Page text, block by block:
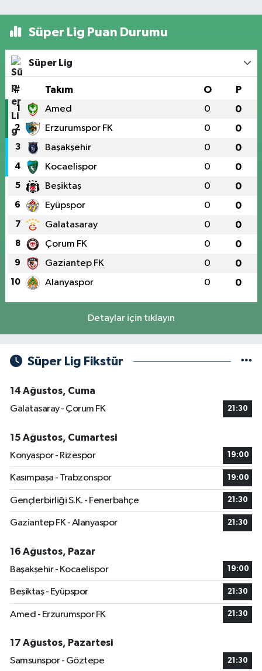
Süper Lig Puan Durumu
Süper Lig
# Takım O P
1 Amed 0 0
2 Erzurumspor FK 0 0
3 Başakşehir 0 0
4 Kocaelispor 0 0
5 Beşiktaş 0 0
6 Eyüpspor 0 0
7 Galatasaray 0 0
8 Çorum FK 0 0
9 Gaziantep FK 0 0
10 Alanyaspor 0 0
Detaylar için tıklayın
Süper Lig Fikstür
14 Ağustos, Cuma
Galatasaray - Çorum FK
21:30
15 Ağustos, Cumartesi
Konyaspor - Rizespor
19:00
Kasımpaşa - Trabzonspor 19:00
Gençlerbirliği S.K. - Fenerbahçe 21:30
Gaziantep FK - Alanyaspor 21:30
16 Ağustos, Pazar
Başakşehir - Kocaelispor
19:00
Beşiktaş - Eyüpspor 21:30
Amed - Erzurumspor FK 21:30
17 Ağustos, Pazartesi
Samsunspor - Göztepe
21:30